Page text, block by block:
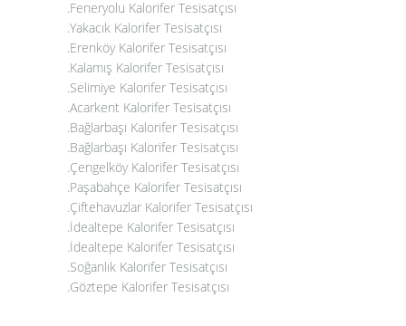
.Feneryolu Kalorifer Tesisatçısı
.Yakacık Kalorifer Tesisatçısı
.Erenköy Kalorifer Tesisatçısı
.Kalamış Kalorifer Tesisatçısı
.Selimiye Kalorifer Tesisatçısı
.Acarkent Kalorifer Tesisatçısı
.Bağlarbaşı Kalorifer Tesisatçısı
.Bağlarbaşı Kalorifer Tesisatçısı
.Çengelköy Kalorifer Tesisatçısı
.Paşabahçe Kalorifer Tesisatçısı
.Çiftehavuzlar Kalorifer Tesisatçısı
.İdealtepe Kalorifer Tesisatçısı
.İdealtepe Kalorifer Tesisatçısı
.Soğanlık Kalorifer Tesisatçısı
.Göztepe Kalorifer Tesisatçısı